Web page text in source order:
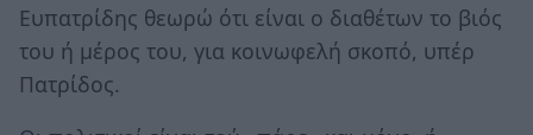
Ευπατρίδης θεωρώ ότι είναι ο διαθέτων το βιός
του ή μέρος του, για κοινωφελή σκοπό, υπέρ
Πατρίδος.